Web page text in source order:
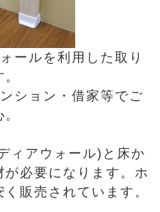
ールを利用した取り
ション・借家等でご
ィアウォール)と床か
が必要になります。ホ
販売されています。